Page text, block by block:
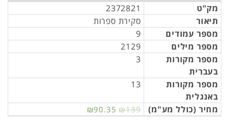
מק"ט
2372821
תיאור
סקירת ספרות
מספר עמודים
9
מספר מילים
2129
מספר מקורות
בעברית
3
מספר מקורות
באנגלית
13
מחיר (כולל מע"מ) ₪90.35 ₪139